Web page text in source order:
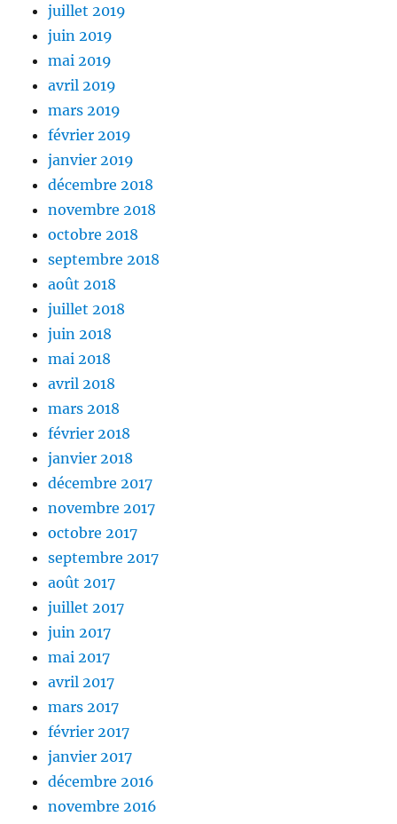
juillet 2019
juin 2019
mai 2019
avril 2019
mars 2019
février 2019
janvier 2019
décembre 2018
novembre 2018
octobre 2018
septembre 2018
août 2018
juillet 2018
juin 2018
mai 2018
avril 2018
mars 2018
février 2018
janvier 2018
décembre 2017
novembre 2017
octobre 2017
septembre 2017
août 2017
juillet 2017
juin 2017
mai 2017
avril 2017
mars 2017
février 2017
janvier 2017
décembre 2016
novembre 2016